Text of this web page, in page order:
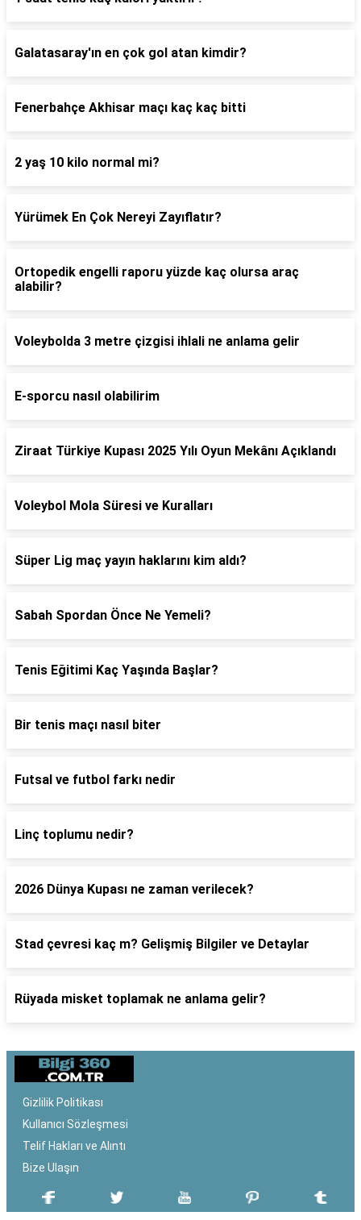
Galatasaray'ın en çok gol atan kimdir?
Fenerbahçe Akhisar maçı kaç kaç bitti
2 yaş 10 kilo normal mi?
Yürümek En Çok Nereyi Zayıflatır?
Ortopedik engelli raporu yüzde kaç olursa araç
alabilir?
Voleybolda 3 metre çizgisi ihlali ne anlama gelir
E-sporcu nasıl olabilirim
Ziraat Türkiye Kupası 2025 Yılı Oyun Mekânı Açıklandı
Voleybol Mola Süresi ve Kuralları
Süper Lig maç yayın haklarını kim aldı?
Sabah Spordan Önce Ne Yemeli?
Tenis Eğitimi Kaç Yaşında Başlar?
Bir tenis maçı nasıl biter
Futsal ve futbol farkı nedir
Linç toplumu nedir?
2026 Dünya Kupası ne zaman verilecek?
Stad çevresi kaç m? Gelişmiş Bilgiler ve Detaylar
Rüyada misket toplamak ne anlama gelir?
Gizlilik Politikası
Kullanıcı Sözleşmesi
Telif Hakları ve Alıntı
Bize Ulaşın